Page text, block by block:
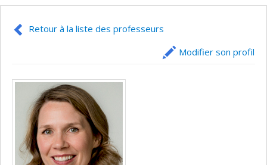
Retour à la liste des professeurs
Modifier son profil